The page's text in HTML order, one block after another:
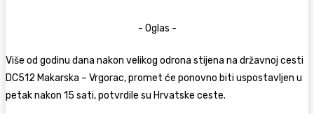
- Oglas -
Više od godinu dana nakon velikog odrona stijena na državnoj cesti
DC512 Makarska – Vrgorac, promet će ponovno biti uspostavljen u
petak nakon 15 sati, potvrdile su Hrvatske ceste.